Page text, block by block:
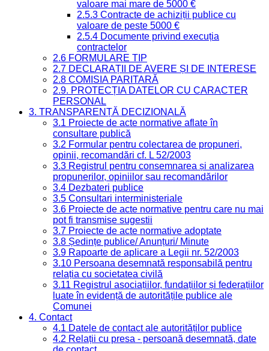
valoare mai mare de 5000 €
2.5.3 Contracte de achiziții publice cu
valoare de peste 5000 €
2.5.4 Documente privind execuția
contractelor
2.6 FORMULARE TIP
2.7 DECLARAȚII DE AVERE ȘI DE INTERESE
2.8 COMISIA PARITARĂ
2.9. PROTECȚIA DATELOR CU CARACTER
PERSONAL
3. TRANSPARENȚĂ DECIZIONALĂ
3.1 Proiecte de acte normative aflate în
consultare publică
3.2 Formular pentru colectarea de propuneri,
opinii, recomandări cf. L 52/2003
3.3 Registrul pentru consemnarea și analizarea
propunerilor, opiniilor sau recomandărilor
3.4 Dezbateri publice
3.5 Consultari interministeriale
3.6 Proiecte de acte normative pentru care nu mai
pot fi transmise sugestii
3.7 Proiecte de acte normative adoptate
3.8 Ședințe publice/ Anunțuri/ Minute
3.9 Rapoarte de aplicare a Legii nr. 52/2003
3.10 Persoana desemnată responsabilă pentru
relația cu societatea civilă
3.11 Registrul asociațiilor, fundațiilor și federațiilor
luate în evidență de autoritățile publice ale
Comunei
4. Contact
4.1 Datele de contact ale autorităților publice
4.2 Relații cu presa - persoană desemnată, date